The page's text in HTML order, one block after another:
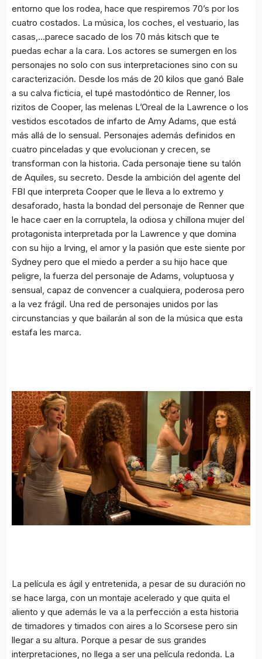
entorno que los rodea, hace que respiremos 70’s por los
cuatro costados. La música, los coches, el vestuario, las
casas,…parece sacado de los 70 más kitsch que te
puedas echar a la cara. Los actores se sumergen en los
personajes no solo con sus interpretaciones sino con su
caracterización. Desde los más de 20 kilos que ganó Bale
a su calva ficticia, el tupé mastodóntico de Renner, los
rizitos de Cooper, las melenas L’Oreal de la Lawrence o los
vestidos escotados de infarto de Amy Adams, que está
más allá de lo sensual. Personajes además definidos en
cuatro pinceladas y que evolucionan y crecen, se
transforman con la historia. Cada personaje tiene su talón
de Aquiles, su secreto. Desde la ambición del agente del
FBI que interpreta Cooper que le lleva a lo extremo y
desaforado, hasta la bondad del personaje de Renner que
le hace caer en la corruptela, la odiosa y chillona mujer del
protagonista interpretada por la Lawrence y que domina
con su hijo a Irving, el amor y la pasión que este siente por
Sydney pero que el miedo a perder a su hijo hace que
peligre, la fuerza del personaje de Adams, voluptuosa y
sensual, capaz de convencer a cualquiera, poderosa pero
a la vez frágil. Una red de personajes unidos por las
circunstancias y que bailarán al son de la música que esta
estafa les marca.
La película es ágil y entretenida, a pesar de su duración no
se hace larga, con un montaje acelerado y que quita el
aliento y que además le va a la perfección a esta historia
de timadores y timados con aires a lo Scorsese pero sin
llegar a su altura. Porque a pesar de sus grandes
interpretaciones, no llega a ser una película redonda. La